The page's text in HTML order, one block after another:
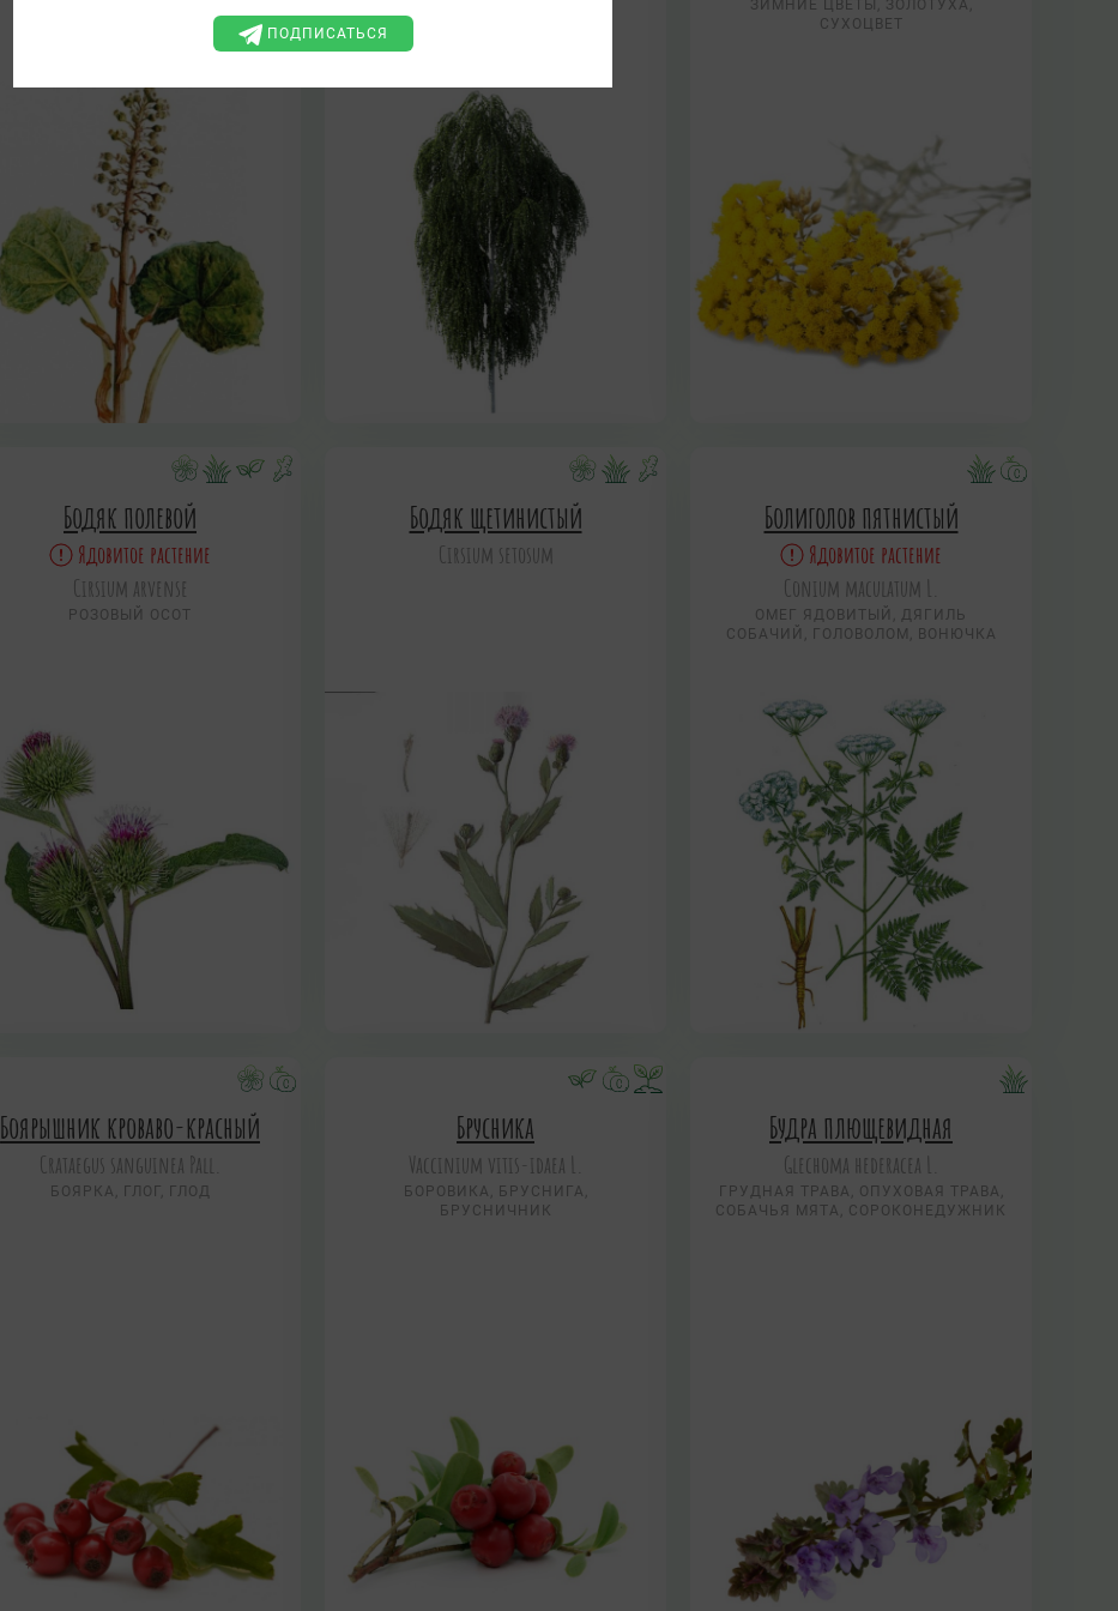
ЗИМНИЕ ЦВЕТЫ, ЗОЛОТУХА,
СУХОЦВЕТ
Бодяк полевой
Ядовитое растение
Cirsium arvense
РОЗОВЫЙ ОСОТ
Бодяк щетинистый
Cirsium setosum
Болиголов пятнистый
Ядовитое растение
Conium maculatum L.
ОМЕГ ЯДОВИТЫЙ, ДЯГИЛЬ
СОБАЧИЙ, ГОЛОВОЛОМ, ВОНЮЧКА
Боярышник кроваво-красный
Crataegus sanguinea Pall.
БОЯРКА, ГЛОГ, ГЛОД
Брусника
Vaccinium vitis-idaea L.
БОРОВИКА, БРУСНИГА,
БРУСНИЧНИК
Будра плющевидная
Glechoma hederacea L.
ГРУДНАЯ ТРАВА, ОПУХОВАЯ ТРАВА,
СОБАЧЬЯ МЯТА, СОРОКОНЕДУЖНИК
ПОДПИСАТЬСЯ